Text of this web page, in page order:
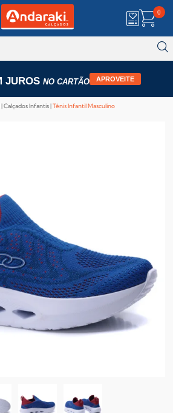
0
JUROS NO CARTÃO APROVEITE
Calçados Infantis Tênis Infantil Masculino